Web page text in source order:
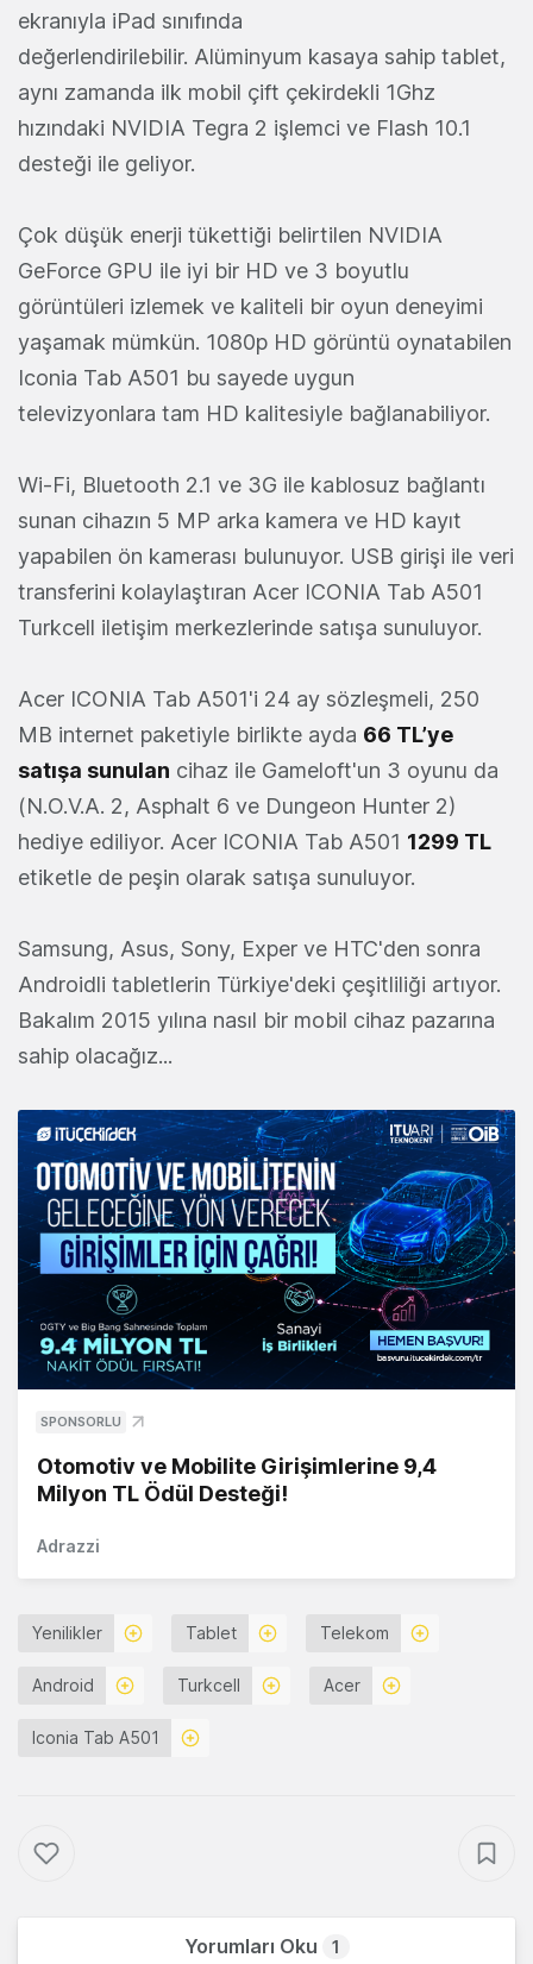
ekranıyla iPad sınıfında
değerlendirilebilir. Alüminyum kasaya sahip tablet,
aynı zamanda ilk mobil çift çekirdekli 1Ghz
hızındaki NVIDIA Tegra 2 işlemci ve Flash 10.1
desteği ile geliyor.
Çok düşük enerji tükettiği belirtilen NVIDIA
GeForce GPU ile iyi bir HD ve 3 boyutlu
görüntüleri izlemek ve kaliteli bir oyun deneyimi
yaşamak mümkün. 1080p HD görüntü oynatabilen
Iconia Tab A501 bu sayede uygun
televizyonlara tam HD kalitesiyle bağlanabiliyor.
Wi-Fi, Bluetooth 2.1 ve 3G ile kablosuz bağlantı
sunan cihazın 5 MP arka kamera ve HD kayıt
yapabilen ön kamerası bulunuyor. USB girişi ile veri
transferini kolaylaştıran Acer ICONIA Tab A501
Turkcell iletişim merkezlerinde satışa sunuluyor.
Acer ICONIA Tab A501'i 24 ay sözleşmeli, 250
MB internet paketiyle birlikte ayda 66 TL’ye
satışa sunulan cihaz ile Gameloft'un 3 oyunu da
(N.O.V.A. 2, Asphalt 6 ve Dungeon Hunter 2)
hediye ediliyor. Acer ICONIA Tab A501 1299 TL
etiketle de peşin olarak satışa sunuluyor.
Samsung, Asus, Sony, Exper ve HTC'den sonra
Androidli tabletlerin Türkiye'deki çeşitliliği artıyor.
Bakalım 2015 yılına nasıl bir mobil cihaz pazarına
sahip olacağız...
SPONSORLU
Otomotiv ve Mobilite Girişimlerine 9,4
Milyon TL Ödül Desteği!
Adrazzi
Yenilikler Tablet Telekom
Android Turkcell Acer
Iconia Tab A501
Yorumları Oku 1